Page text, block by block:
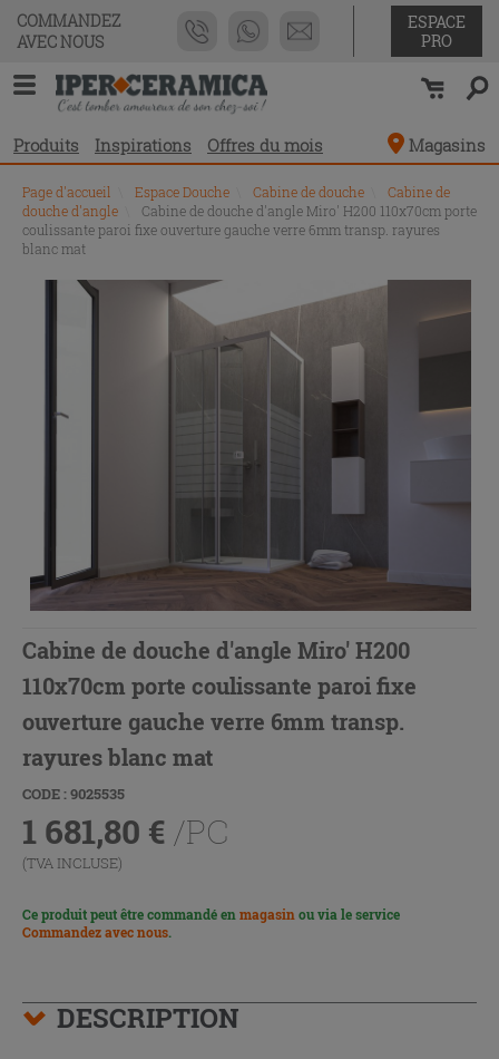
COMMANDEZ
AVEC NOUS
ESPACE
PRO
Produits Inspirations Offres du mois Magasins
Page d'accueil Espace Douche Cabine de douche
Cabine de
douche d'angle
Cabine de douche d'angle Miro' H200 110x70cm porte
coulissante paroi fixe ouverture gauche verre 6mm transp. rayures
blanc mat
Cabine de douche d'angle Miro' H200
110x70cm porte coulissante paroi fixe
ouverture gauche verre 6mm transp.
rayures blanc mat
CODE : 9025535
1 681,80 € /PC
(TVA INCLUSE)
Ce produit peut être commandé en magasin ou via le service
Commandez avec nous.
DESCRIPTION